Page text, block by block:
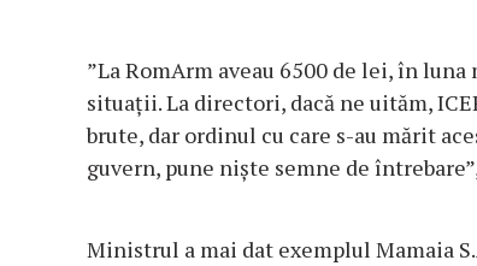
”La RomArm aveau 6500 de lei, în
situaţii. La directori, dacă ne uităm,
brute, dar ordinul cu care s-au mărit
guvern, pune nişte semne de
Ministrul a mai dat exemplul Mamaia